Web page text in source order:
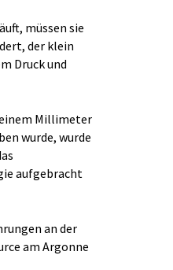
müssen sie
der klein
Druck und
Millimeter
wurde, wurde
aufgebracht
an der
am Argonne